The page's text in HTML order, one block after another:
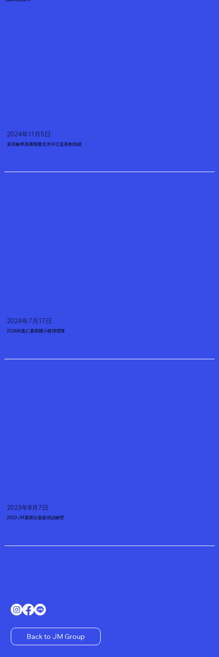
2024年11月5日
直排輪學員勇闖臺北市中正盃再創佳績
2024年7月17日
2024何嘉仁暑期國小籃球營隊
2023年8月7日
2023 JM暑期兒童籃球訓練營
Back to JM Group